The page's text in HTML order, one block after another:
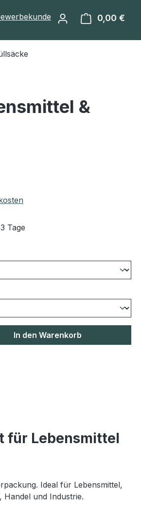
0,00 €
&
Tage
gewünschten Wert
In den Warenkorb
für Lebensmittel
Ideal für Lebensmittel,
Handel und Industrie.